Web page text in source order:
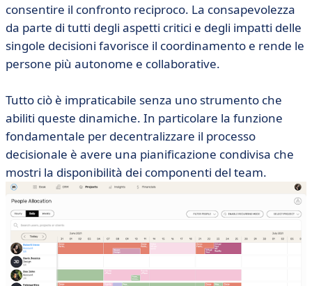
consentire il confronto reciproco. La consapevolezza
da parte di tutti degli aspetti critici e degli impatti delle
singole decisioni favorisce il coordinamento e rende le
persone più autonome e collaborative.
Tutto ciò è impraticabile senza uno strumento che
abiliti queste dinamiche. In particolare la funzione
fondamentale per decentralizzare il processo
decisionale è avere una pianificazione condivisa che
mostri la disponibilità dei componenti del team.